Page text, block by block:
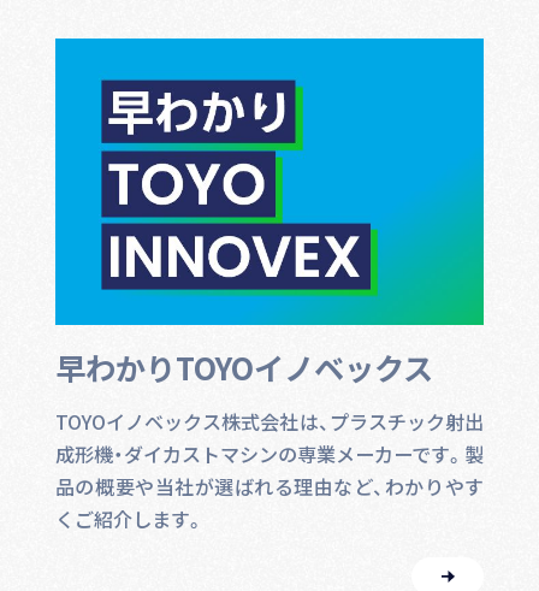
早わかりTOYOイノベックス
TOYOイノベックス株式会社は、プラスチック射出
成形機・ダイカストマシンの専業メーカーです。製
品の概要や当社が選ばれる理由など、わかりやす
くご紹介します。